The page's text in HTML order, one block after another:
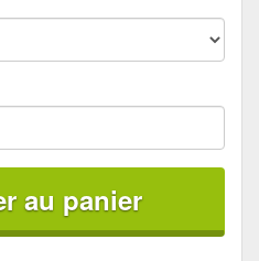
au panier